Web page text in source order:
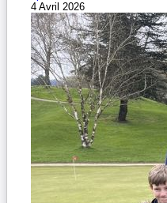
4 Avril 2026